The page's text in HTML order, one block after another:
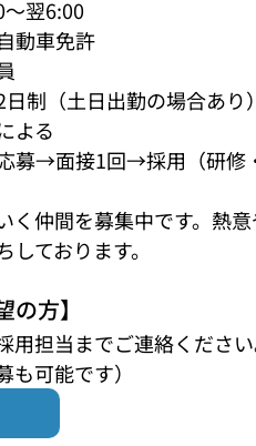
翌6:00
動車免許
制（土日出勤の場合あ
よる
募→面接1回→採用（研修
く仲間を募集中です。熱意
ております。
方】
用担当までご連絡ください
可能です）